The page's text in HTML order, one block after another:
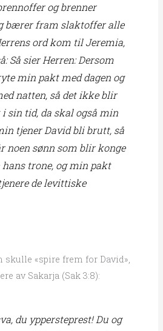
og brenner
bærer fram slaktoffer alle
ord kom til Jeremia,
Så sier Herren: Dersom
min pakt med dagen og
natten, så det ikke blir
i sin tid, da skal også min
tjener David bli brutt, så
noen sønn som blir konge
hans trone, og min pakt
de levittiske
«spire frem for David»,
av Sakarja (Sak 3:8):
du yppersteprest! Du og